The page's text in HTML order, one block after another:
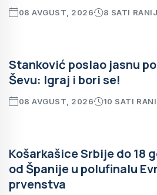
08 AVGUST, 2026 8 SATI
Stanković poslao jasnu
Ševu: Igraj i bori se!
08 AVGUST, 2026 10 SATI
Košarkašice Srbije do 18
od Španije u polufinalu
prvenstva